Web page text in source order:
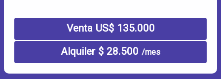
Venta US$ 135.000
Alquiler $ 28.500 /mes